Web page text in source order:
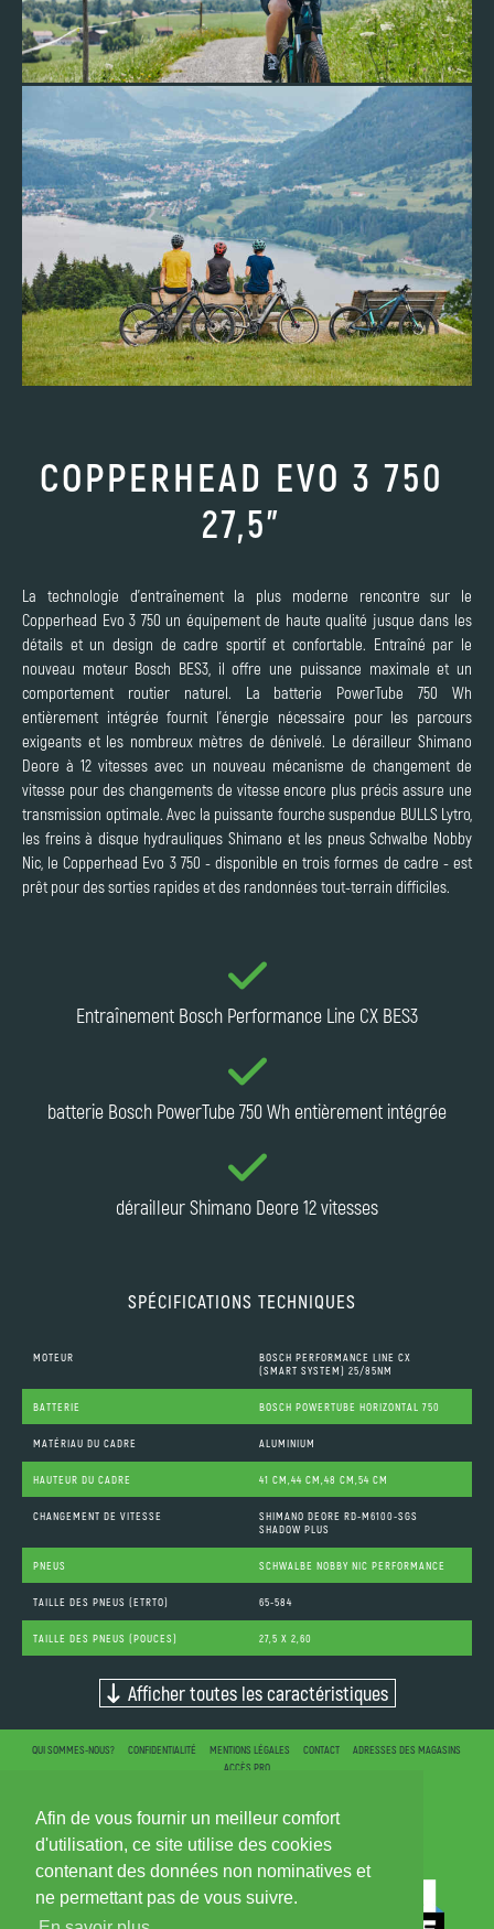
Afin de vous fournir un meilleur comfort
d'utilisation, ce site utilise des cookies
contenant des données non nominatives et
ne permettant pas de vous suivre.
COPPERHEAD EVO 3 750
27,5"
La technologie d'entraînement la plus moderne rencontre sur le
Copperhead Evo 3 750 un équipement de haute qualité jusque dans les
détails et un design de cadre sportif et confortable. Entraîné par le
nouveau moteur Bosch BES3, il offre une puissance maximale et un
comportement routier naturel. La batterie PowerTube 750 Wh
entièrement intégrée fournit l'énergie nécessaire pour les parcours
exigeants et les nombreux mètres de dénivelé. Le dérailleur Shimano
Deore à 12 vitesses avec un nouveau mécanisme de changement de
vitesse pour des changements de vitesse encore plus précis assure une
transmission optimale. Avec la puissante fourche suspendue BULLS Lytro,
les freins à disque hydrauliques Shimano et les pneus Schwalbe Nobby
Nic, le Copperhead Evo 3 750 - disponible en trois formes de cadre - est
prêt pour des sorties rapides et des randonnées tout-terrain difficiles.
Entraînement Bosch Performance Line CX BES3
batterie Bosch PowerTube 750 Wh entièrement intégrée
dérailleur Shimano Deore 12 vitesses
SPÉCIFICATIONS TECHNIQUES
MOTEUR
BOSCH PERFORMANCE LINE CX
(SMART SYSTEM) 25/85NM
BATTERIE BOSCH POWERTUBE HORIZONTAL 750
MATÉRIAU DU CADRE ALUMINIUM
HAUTEUR DU CADRE 41 CM,44 CM,48 CM,54 CM
CHANGEMENT DE VITESSE
SHIMANO DEORE RD-M6100-SGS
SHADOW PLUS
PNEUS SCHWALBE NOBBY NIC PERFORMANCE
TAILLE DES PNEUS (ETRTO) 65-584
TAILLE DES PNEUS (POUCES) 27,5 X 2,60
Afficher toutes les caractéristiques
QUI SOMMES-NOUS? CONFIDENTIALITÉ MENTIONS LÉGALES CONTACT
ADRESSES DES MAGASINS
ACCÈS PRO